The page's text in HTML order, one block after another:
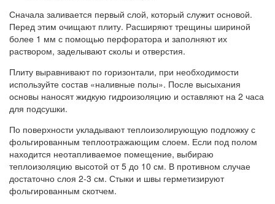
Сначала заливается первый слой, который служит основой.
Перед этим очищают плиту. Расширяют трещины шириной
более 1 мм с помощью перфоратора и заполняют их
раствором, заделывают сколы и отверстия.
Плиту выравнивают по горизонтали, при необходимости
используйте состав «наливные полы». После высыхания
основы наносят жидкую гидроизоляцию и оставляют на 2 часа
для подсушки.
По поверхности укладывают теплоизолирующую подложку с
фольгированным теплоотражающим слоем. Если под полом
находится неотапливаемое помещение, выбираю
теплоизоляцию высотой от 5 до 10 см. В противном случае
достаточно слоя 2-3 см. Стыки и швы герметизируют
фольгированным скотчем.